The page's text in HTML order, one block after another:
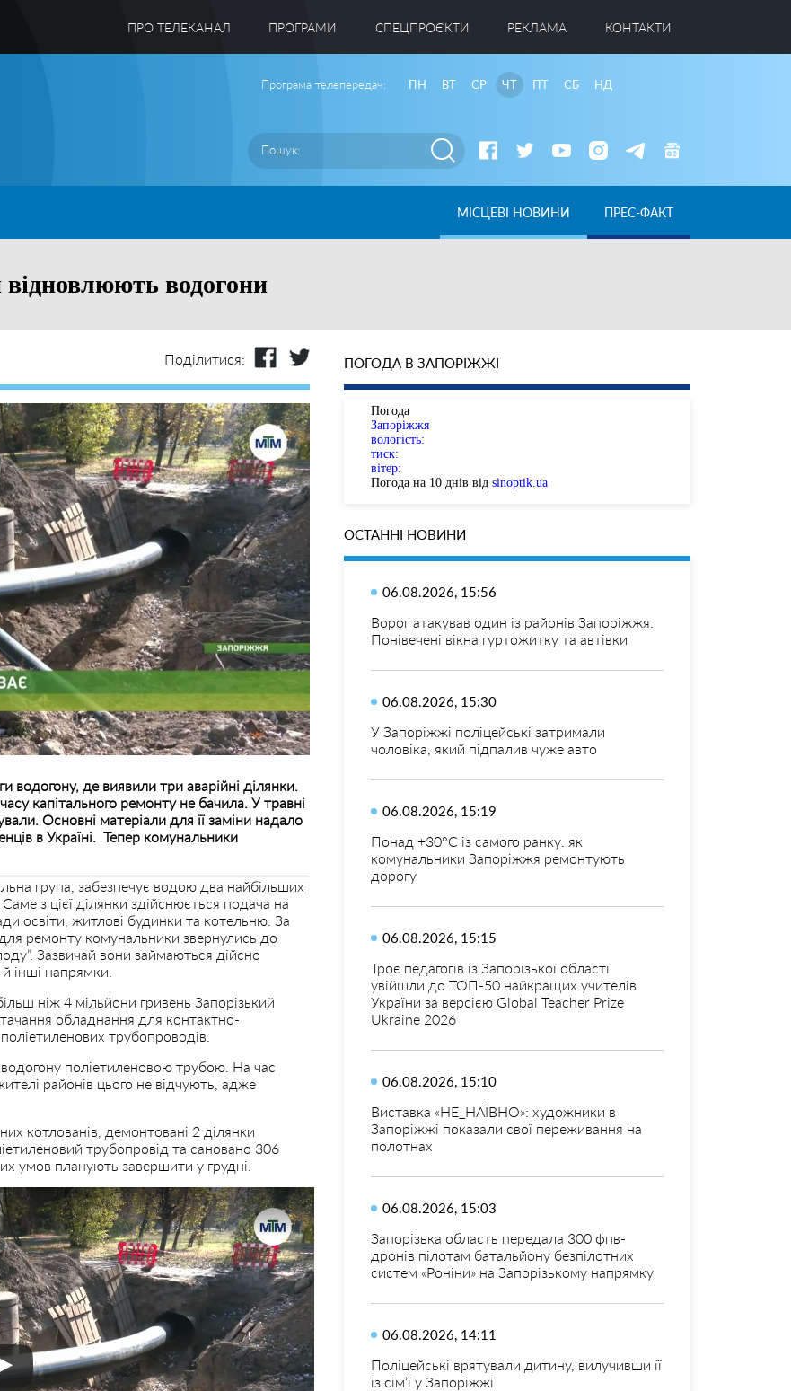
ПРО ТЕЛЕКАНАЛ ПРОГРАМИ CПЕЦПРОЄКТИ РЕКЛАМА КОНТАКТИ
Програма телепередач: ПН ВТ СР ЧТ ПТ СБ НД
МІСЦЕВІ НОВИНИ ПРЕС-ФАКТ
водогони
Поділитися:
водогону, де виявили три аварійні ділянки.
капітального ремонту не бачила. У травні
Основні матеріали для її заміни надало
в Україні. Тепер комунальники
група, забезпечує водою два найбільших
з цієї ділянки здійснюється подача на
освіти, житлові будинки та котельню. За
ремонту комунальники звернулись до
Зазвичай вони займаються дійсно
інші напрямки.
ніж 4 мільйони гривень Запорізький
обладнання для контактно-
трубопроводів.
водогону поліетиленовою трубою. На час
районів цього не відчують, адже
котлованів, демонтовані 2 ділянки
трубопровід та сановано 306
умов планують завершити у грудні.
ПОГОДА В ЗАПОРІЖЖІ
Погода
Запоріжжя
вологість:
тиск:
вітер:
Погода на 10 днів від sinoptik.ua
ОСТАННІ НОВИНИ
06.08.2026, 15:56
Ворог атакував один із районів Запоріжжя.
Понівечені вікна гуртожитку та автівки
06.08.2026, 15:30
У Запоріжжі поліцейські затримали
чоловіка, який підпалив чуже авто
06.08.2026, 15:19
Понад +30°C із самого ранку: як
комунальники Запоріжжя ремонтують
дорогу
06.08.2026, 15:15
Троє педагогів із Запорізької області
увійшли до ТОП-50 найкращих учителів
України за версією Global Teacher Prize
Ukraine 2026
06.08.2026, 15:10
Виставка «НЕ_НАЇВНО»: художники в
Запоріжжі показали свої переживання на
полотнах
06.08.2026, 15:03
Запорізька область передала 300 фпв-
дронів пілотам батальйону безпілотних
систем «Роніни» на Запорізькому напрямку
06.08.2026, 14:11
Поліцейські врятували дитину, вилучивши її
із сім’ї у Запоріжжі